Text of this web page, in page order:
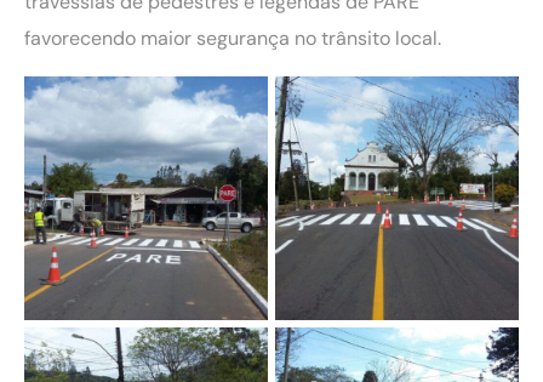
favorecendo maior segurança no trânsito local.